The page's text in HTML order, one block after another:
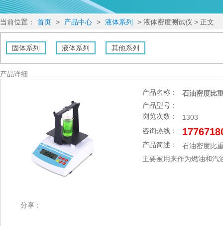
当前位置： 首页 > 产品中心 > 液体系列 > 液体密度测试仪 > 正文
固体系列 液体系列 其他系列
产品详细
分享：
产品名称：
石油密度比
产品型号：
浏览次数：
1303
咨询热线：
产品简述：
石油密度比
主要被用来作为燃油和汽